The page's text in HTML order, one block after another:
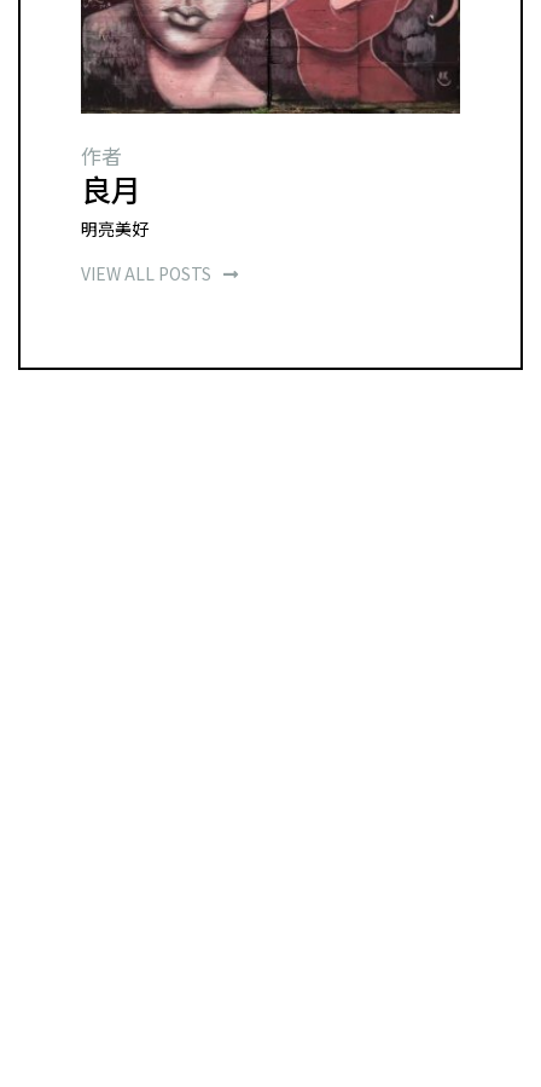
作者
良月
明亮美好
VIEW ALL POSTS